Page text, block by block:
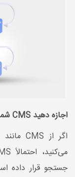
اجازه دهید CMS شما یک نقشه سایت برای شما ایجاد کند
جستجو قرار داده